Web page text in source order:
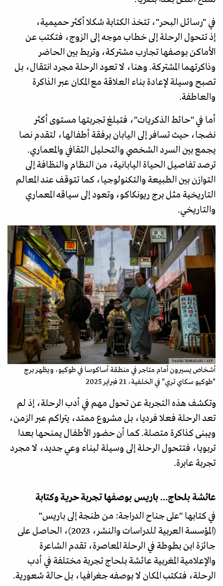
في "رسائل البحر"، تتخذ الكتابة شكلا أكثر حميمية،
إذ تتحول الرحلة إلى خطاب موجه إلى الزوج، فتكتب عن
الأماكن بوصفها تجارب مشتركة، وتربط بين الحاضر
وذاكرتهما المشتركة. وهنا، لا تعود الرحلة مجرد انتقال، بل
تصبح وسيلة لإعادة بناء العلاقة مع المكان عبر الذاكرة
والعاطفة.
أما في "حائط الذكريات"، فتبلغ تجربتها مستوى أكثر
نضجا، حيث تسافر إلى اليابان برفقة أطفالها، لتقدم نصا
يجمع بين السرد الشخصي والتحليل الثقافي والمعماري.
ترصد تفاصيل الحياة اليابانية، من النظام والنظافة إلى
التوازن بين الطبيعة والتكنولوجيا، كما تتوقف عند المعالم
التاريخية مثل برج ريونكاكو، وتعود إلى سياقه المعماري
والتاريخي.
Yuichi YAMAZAKI / AFP
أشخاص يسيرون أمام متاجر في منطقة أساكوسا في طوكيو، ويظهر برج
"طوكيو سكاي تري" في الخلفية، 21 فبراير 2025
وتكشف هذه التجربة عن تحول مهم في أدب الرحلة، إذ لم
تعد الرحلة فعلا فرديا، بل مشروع ممتد، يتراكم عبر الزمن،
ويبنى كذاكرة متصلة. كما أن حضور الأطفال يمنحها بعدا
تربويا، فتتحول الرحلة إلى وسيلة لبناء وعي جديد، لا مجرد
تجربة عابرة.
عائشة بلحاج… باريس بوصفها تجربة حرية وكتابة
في كتابها "على جناح الدراجة: من طنجة إلى باريس"
(المؤسسة العربية للدراسات والنشر، 2023)، الحاصل على
جائزة ابن بطوطة في الرحلة المعاصرة، تقدم الشاعرة
والإعلامية المغربية عائشة بلحاج تجربة مختلفة في أدب
الرحلة، فتكتب المكان لا بوصفه جغرافيا، بل حالة شعورية.